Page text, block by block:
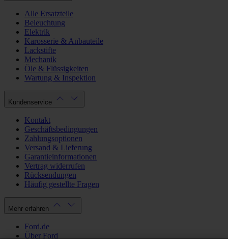
Alle Ersatzteile
Beleuchtung
Elektrik
Karosserie & Anbauteile
Lackstifte
Mechanik
Öle & Flüssigkeiten
Wartung & Inspektion
Kundenservice
Kontakt
Geschäftsbedingungen
Zahlungsoptionen
Versand & Lieferung
Garantieinformationen
Vertrag widerrufen
Rücksendungen
Häufig gestellte Fragen
Mehr erfahren
Ford.de
Über Ford